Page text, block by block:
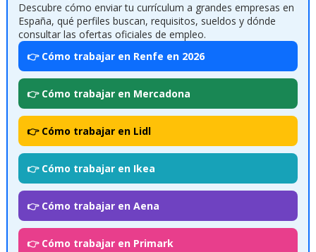
Descubre cómo enviar tu currículum a grandes empresas en
España, qué perfiles buscan, requisitos, sueldos y dónde
consultar las ofertas oficiales de empleo.
👉 Cómo trabajar en Renfe en 2026
👉 Cómo trabajar en Mercadona
👉 Cómo trabajar en Lidl
👉 Cómo trabajar en Ikea
👉 Cómo trabajar en Aena
👉 Cómo trabajar en Primark